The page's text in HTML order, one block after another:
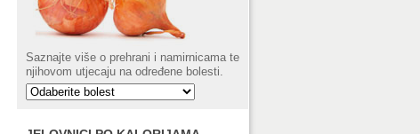
Saznajte više o prehrani i namirnicama te
njihovom utjecaju na određene bolesti.